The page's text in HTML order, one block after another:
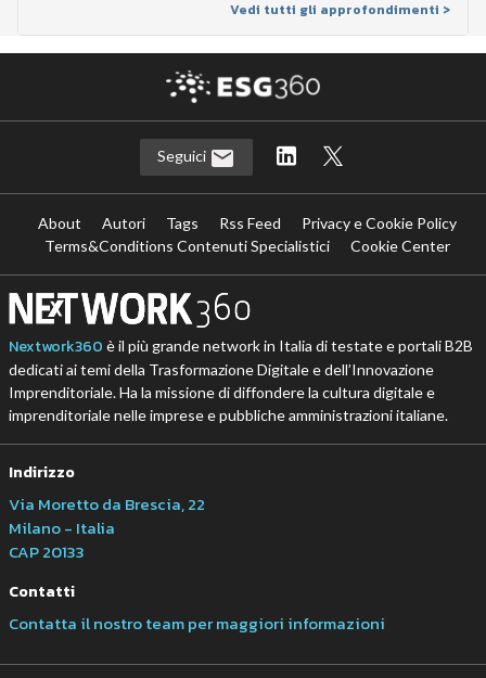
Vedi tutti gli approfondimenti >
Seguici
About Autori Tags Rss Feed
Privacy e Cookie Policy
Terms&Conditions Contenuti Specialistici
Cookie Center
Nextwork360 è il più grande network in Italia di testate e portali B2B
dedicati ai temi della Trasformazione Digitale e dell’Innovazione
Imprenditoriale. Ha la missione di diffondere la cultura digitale e
imprenditoriale nelle imprese e pubbliche amministrazioni italiane.
Indirizzo
Via Moretto da Brescia, 22
Milano - Italia
CAP 20133
Contatti
Contatta il nostro team per maggiori informazioni